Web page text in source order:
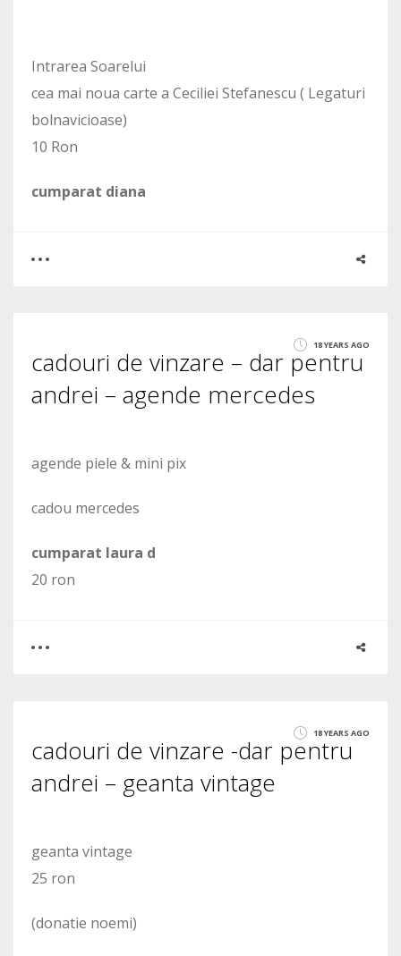
Intrarea Soarelui
cea mai noua carte a Ceciliei Stefanescu ( Legaturi
bolnavicioase)
10 Ron
cumparat diana
2103
18 YEARS AGO
cadouri de vinzare – dar pentru
andrei – agende mercedes
agende piele & mini pix
cadou mercedes
cumparat laura d
20 ron
1759
18 YEARS AGO
cadouri de vinzare -dar pentru
andrei – geanta vintage
geanta vintage
25 ron
(donatie noemi)